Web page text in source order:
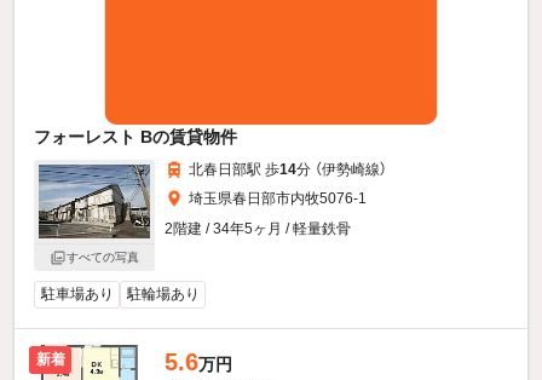
フォーレスト Bの賃貸物件
すべての写真
北春日部駅 歩14分 （伊勢崎線）
埼玉県春日部市内牧5076-1
2階建 / 34年5ヶ月 / 軽量鉄骨
駐車場あり 駐輪場あり
新着 5.6万円